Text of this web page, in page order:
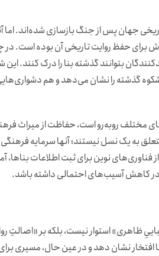
جهان پس از جنگ بازسازی شده‌اند. اما
برای حفظ روایت تاریخی آن بوده است. در
بتوانند گذشته بنا را درک کنند.
گذشته را نشان می‌دهد و هم
مختلف روبه‌رو است، حفاظت از میراث
به یک نسل نیستند؛ آنها سرمایه
نوین برای ثبت اطلاعات بناها،
کاهش آسیب‌های احتمالی داشته باشد.
ظاهری» استوار نیست، بلکه بر «اصالتِ
نشان دهد و در عین حال، مسیری برای